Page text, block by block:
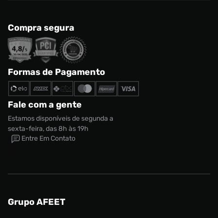
Compra segura
Formas de Pagamento
Fale com a gente
Estamos disponíveis de segunda a
sexta-feira, das 8h às 19h
Entre Em Contato
Grupo AFEET